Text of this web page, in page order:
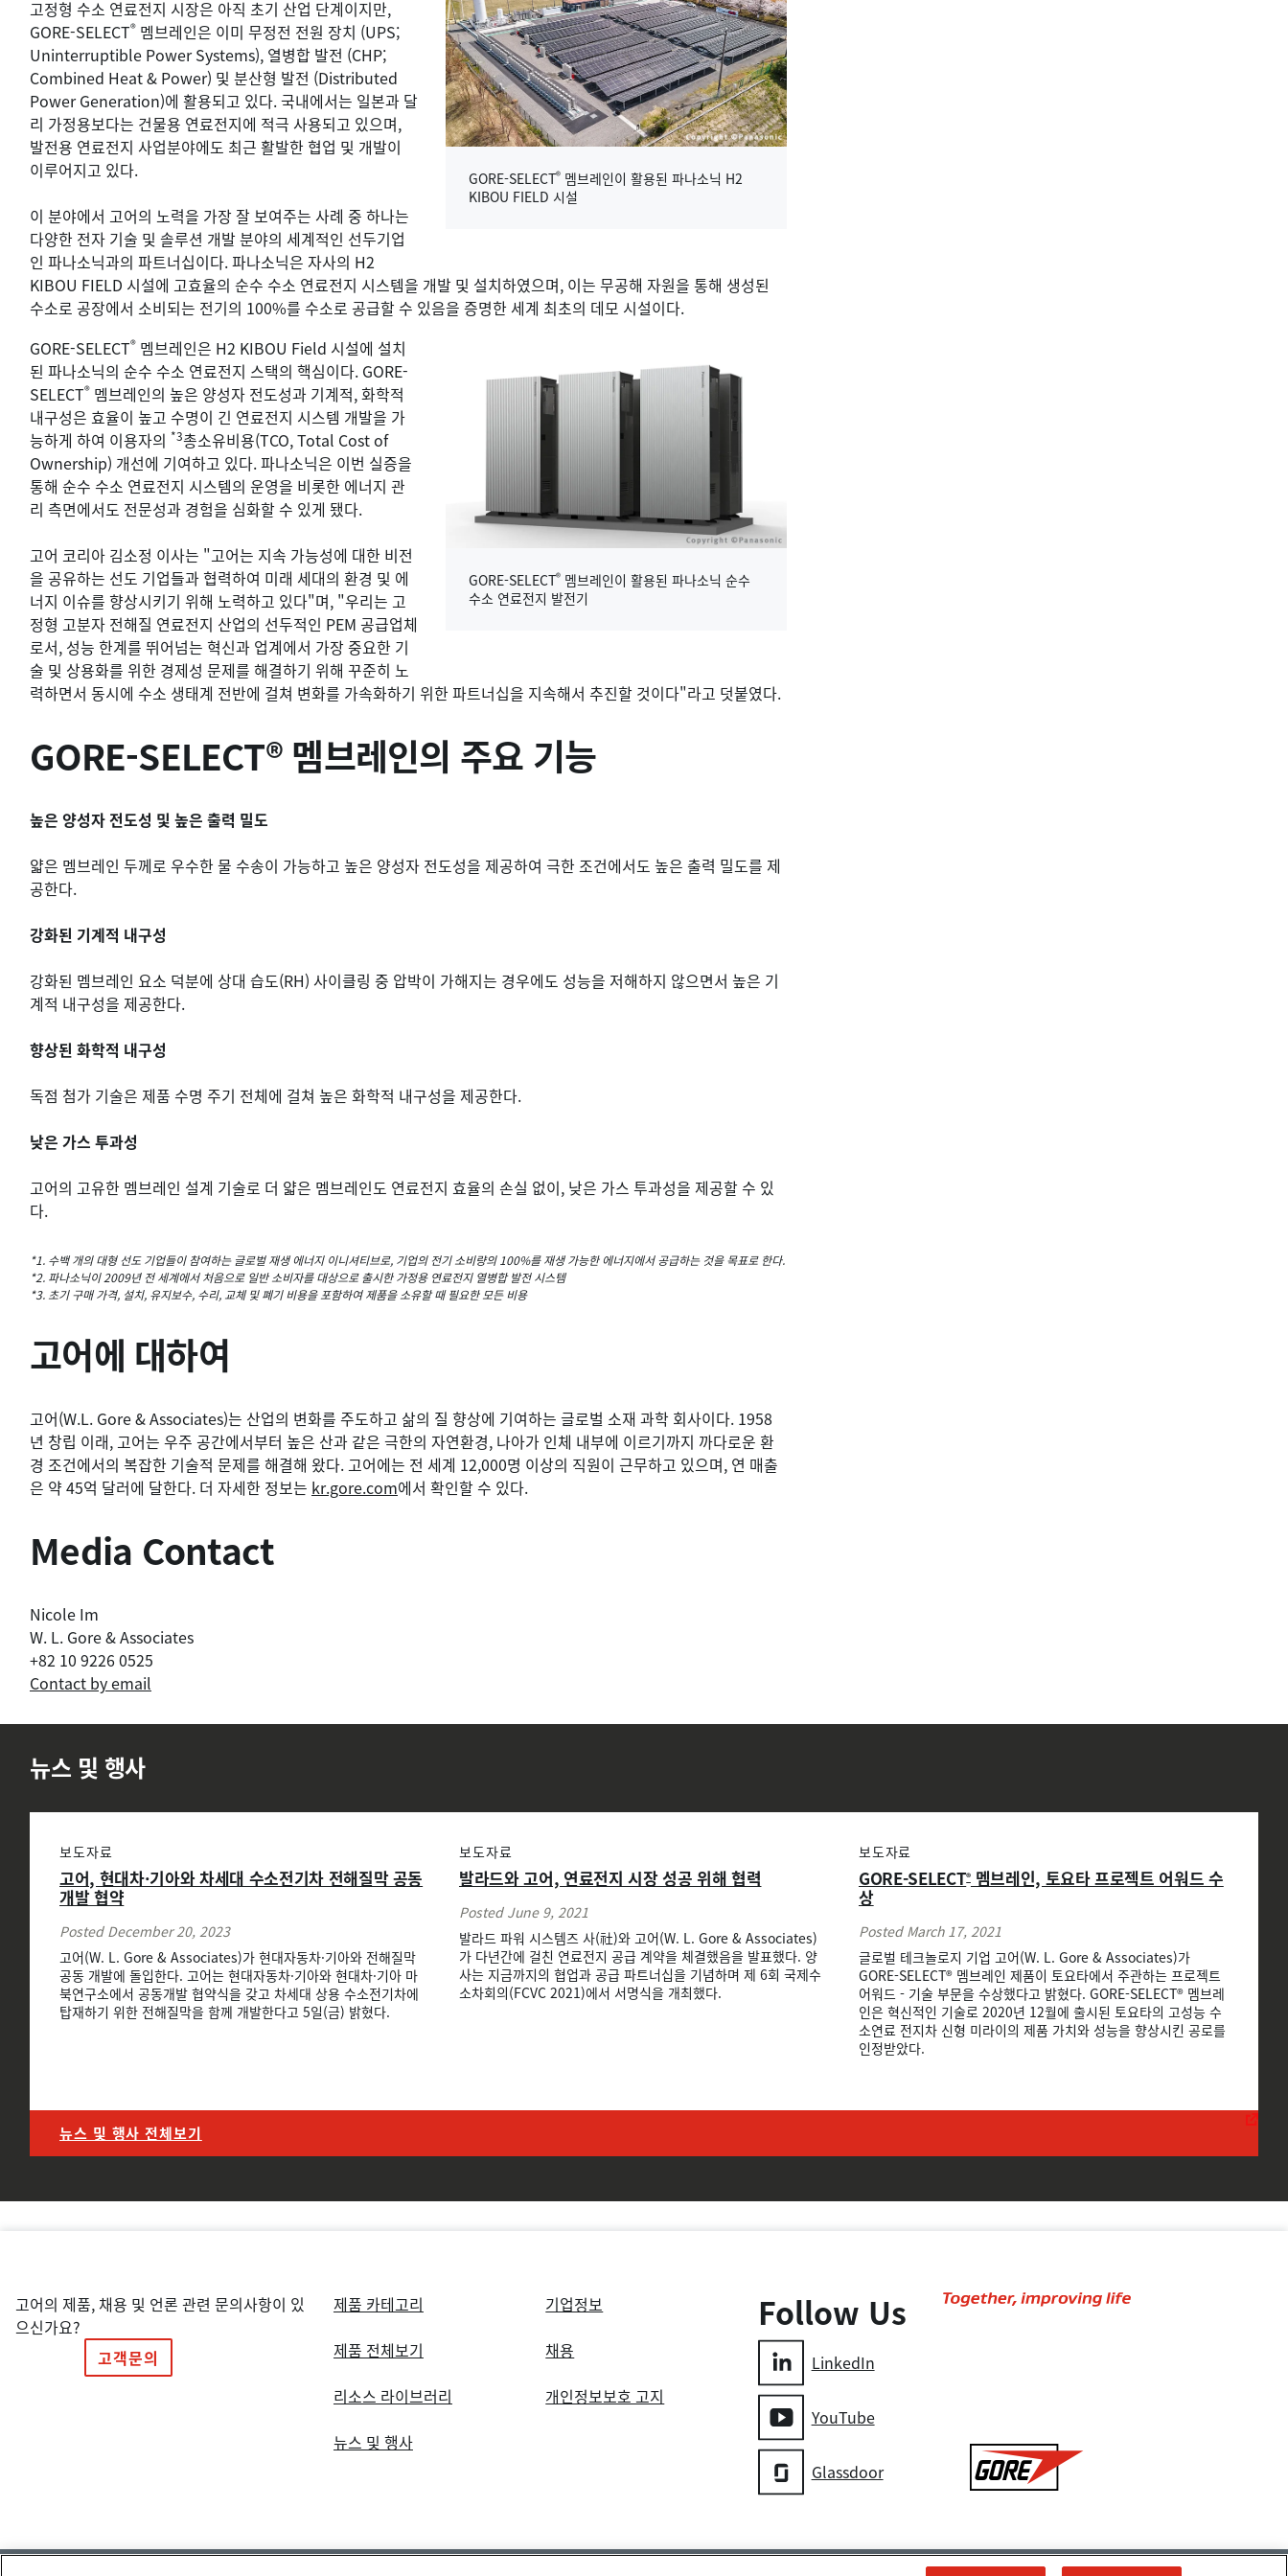
GORE-SELECT® 멤브레인이 활용된 파나소닉 H2
KIBOU FIELD 시설
고정형 수소 연료전지 시장은 아직 초기 산업 단계이지만,
GORE-SELECT® 멤브레인은 이미 무정전 전원 장치 (UPS;
Uninterruptible Power Systems), 열병합 발전 (CHP;
Combined Heat & Power) 및 분산형 발전 (Distributed
Power Generation)에 활용되고 있다. 국내에서는 일본과 달
리 가정용보다는 건물용 연료전지에 적극 사용되고 있으며,
발전용 연료전지 사업분야에도 최근 활발한 협업 및 개발이
이루어지고 있다.
이 분야에서 고어의 노력을 가장 잘 보여주는 사례 중 하나는
다양한 전자 기술 및 솔루션 개발 분야의 세계적인 선두기업
인 파나소닉과의 파트너십이다. 파나소닉은 자사의 H2
KIBOU FIELD 시설에 고효율의 순수 수소 연료전지 시스템을 개발 및 설치하였으며, 이는 무공해 자원을 통해 생성된
수소로 공장에서 소비되는 전기의 100%를 수소로 공급할 수 있음을 증명한 세계 최초의 데모 시설이다.
GORE-SELECT® 멤브레인이 활용된 파나소닉 순수
수소 연료전지 발전기
GORE-SELECT® 멤브레인은 H2 KIBOU Field 시설에 설치
된 파나소닉의 순수 수소 연료전지 스택의 핵심이다. GORE-
SELECT® 멤브레인의 높은 양성자 전도성과 기계적, 화학적
내구성은 효율이 높고 수명이 긴 연료전지 시스템 개발을 가
능하게 하여 이용자의 *3총소유비용(TCO, Total Cost of
Ownership) 개선에 기여하고 있다. 파나소닉은 이번 실증을
통해 순수 수소 연료전지 시스템의 운영을 비롯한 에너지 관
리 측면에서도 전문성과 경험을 심화할 수 있게 됐다.
고어 코리아 김소정 이사는 "고어는 지속 가능성에 대한 비전
을 공유하는 선도 기업들과 협력하여 미래 세대의 환경 및 에
너지 이슈를 향상시키기 위해 노력하고 있다"며, "우리는 고
정형 고분자 전해질 연료전지 산업의 선두적인 PEM 공급업체
로서, 성능 한계를 뛰어넘는 혁신과 업계에서 가장 중요한 기
술 및 상용화를 위한 경제성 문제를 해결하기 위해 꾸준히 노
력하면서 동시에 수소 생태계 전반에 걸쳐 변화를 가속화하기 위한 파트너십을 지속해서 추진할 것이다"라고 덧붙였다.
GORE-SELECT® 멤브레인의 주요 기능
높은 양성자 전도성 및 높은 출력 밀도
얇은 멤브레인 두께로 우수한 물 수송이 가능하고 높은 양성자 전도성을 제공하여 극한 조건에서도 높은 출력 밀도를 제
공한다.
강화된 기계적 내구성
강화된 멤브레인 요소 덕분에 상대 습도(RH) 사이클링 중 압박이 가해지는 경우에도 성능을 저해하지 않으면서 높은 기
계적 내구성을 제공한다.
향상된 화학적 내구성
독점 첨가 기술은 제품 수명 주기 전체에 걸쳐 높은 화학적 내구성을 제공한다.
낮은 가스 투과성
고어의 고유한 멤브레인 설계 기술로 더 얇은 멤브레인도 연료전지 효율의 손실 없이, 낮은 가스 투과성을 제공할 수 있
다.
*1. 수백 개의 대형 선도 기업들이 참여하는 글로벌 재생 에너지 이니셔티브로, 기업의 전기 소비량의 100%를 재생 가능한 에너지에서 공급하는 것을 목표로 한다.
*2. 파나소닉이 2009년 전 세계에서 처음으로 일반 소비자를 대상으로 출시한 가정용 연료전지 열병합 발전 시스템
*3. 초기 구매 가격, 설치, 유지보수, 수리, 교체 및 폐기 비용을 포함하여 제품을 소유할 때 필요한 모든 비용
고어에 대하여
고어(W.L. Gore & Associates)는 산업의 변화를 주도하고 삶의 질 향상에 기여하는 글로벌 소재 과학 회사이다. 1958
년 창립 이래, 고어는 우주 공간에서부터 높은 산과 같은 극한의 자연환경, 나아가 인체 내부에 이르기까지 까다로운 환
경 조건에서의 복잡한 기술적 문제를 해결해 왔다. 고어에는 전 세계 12,000명 이상의 직원이 근무하고 있으며, 연 매출
은 약 45억 달러에 달한다. 더 자세한 정보는 kr.gore.com에서 확인할 수 있다.
Media Contact
Nicole Im
W. L. Gore & Associates
+82 10 9226 0525
Contact by email
뉴스 및 행사
보도자료
고어, 현대차·기아와 차세대 수소전기차 전해질막 공동
개발 협약
Posted December 20, 2023
고어(W. L. Gore & Associates)가 현대자동차·기아와 전해질막
공동 개발에 돌입한다. 고어는 현대자동차·기아와 현대차·기아 마
북연구소에서 공동개발 협약식을 갖고 차세대 상용 수소전기차에
탑재하기 위한 전해질막을 함께 개발한다고 5일(금) 밝혔다.
보도자료
발라드와 고어, 연료전지 시장 성공 위해 협력
Posted June 9, 2021
발라드 파워 시스템즈 사(社)와 고어(W. L. Gore & Associates)
가 다년간에 걸친 연료전지 공급 계약을 체결했음을 발표했다. 양
사는 지금까지의 협업과 공급 파트너십을 기념하며 제 6회 국제수
소차회의(FCVC 2021)에서 서명식을 개최했다.
보도자료
GORE-SELECT®멤브레인, 토요타 프로젝트 어워드 수
상
Posted March 17, 2021
글로벌 테크놀로지 기업 고어(W. L. Gore & Associates)가
GORE-SELECT® 멤브레인 제품이 토요타에서 주관하는 프로젝트
어워드 - 기술 부문을 수상했다고 밝혔다. GORE-SELECT® 멤브레
인은 혁신적인 기술로 2020년 12월에 출시된 토요타의 고성능 수
소연료 전지차 신형 미라이의 제품 가치와 성능을 향상시킨 공로를
인정받았다.
뉴스 및 행사 전체보기
고어의 제품, 채용 및 언론 관련 문의사항이 있
으신가요?
고객문의
제품 카테고리
제품 전체보기
리소스 라이브러리
뉴스 및 행사
기업정보
채용
개인정보보호 고지
Follow Us
LinkedIn
YouTube
Glassdoor
Gore
Together,